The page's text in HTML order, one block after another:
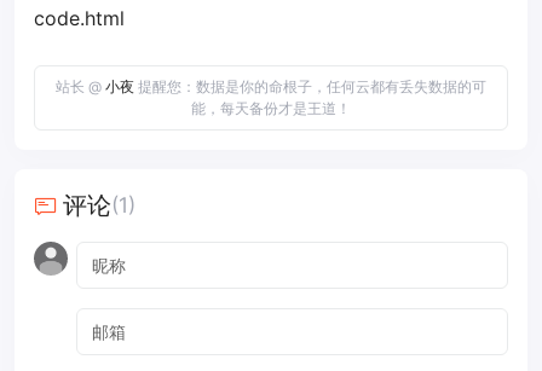
code.html
站长 @ 小夜 提醒您：数据是你的命根子，任何云都有丢失数据的可
能，每天备份才是王道！
评论(1)